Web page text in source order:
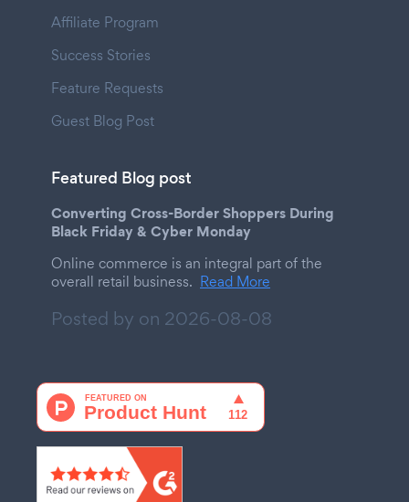
Affiliate Program
Success Stories
Feature Requests
Guest Blog Post
Featured Blog post
Converting Cross-Border Shoppers During
Black Friday & Cyber Monday
Online commerce is an integral part of the
overall retail business. Read More
Posted by on 2026-08-08